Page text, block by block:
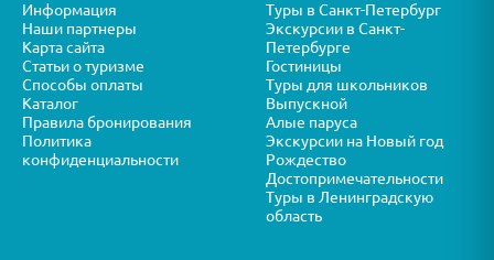
Информация
Наши партнеры
Карта сайта
Статьи о туризме
Способы оплаты
Каталог
Правила бронирования
Политика
конфиденциальности
Туры в Санкт-Петербург
Экскурсии в Санкт-
Петербурге
Гостиницы
Туры для школьников
Выпускной
Алые паруса
Экскурсии на Новый год
Рождество
Достопримечательности
Туры в Ленинградскую
область